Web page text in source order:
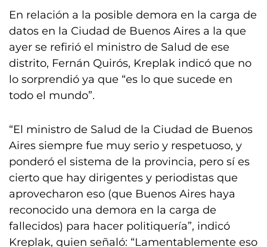
En relación a la posible demora en la carga de
datos en la Ciudad de Buenos Aires a la que
ayer se refirió el ministro de Salud de ese
distrito, Fernán Quirós, Kreplak indicó que no
lo sorprendió ya que “es lo que sucede en
todo el mundo”.
“El ministro de Salud de la Ciudad de Buenos
Aires siempre fue muy serio y respetuoso, y
ponderó el sistema de la provincia, pero sí es
cierto que hay dirigentes y periodistas que
aprovecharon eso (que Buenos Aires haya
reconocido una demora en la carga de
fallecidos) para hacer politiquería”, indicó
Kreplak, quien señaló: “Lamentablemente eso